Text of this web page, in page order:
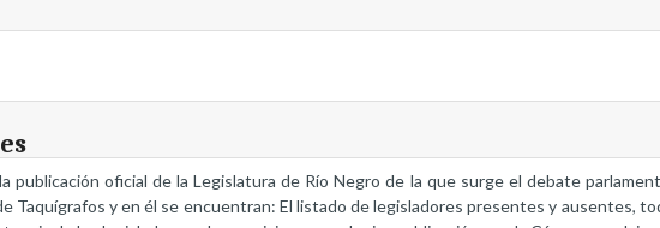
publicación oficial de la Legislatura de Río Negro de la que surge el debate
Taquígrafos y en él se encuentran: El listado de legisladores presentes y ausentes,